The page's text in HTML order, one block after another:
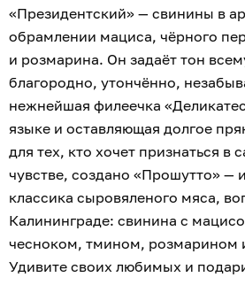
«Президентский» — свинины в
обрамлении мациса, чёрного
и розмарина. Он задаёт тон
благородно, утончённо,
нежнейшая филеечка
языке и оставляющая долгое
для тех, кто хочет признаться в
чувстве, создано «Прошутто» —
классика сыровяленого мяса,
Калининграде: свинина с
чесноком, тмином, розмарином
Удивите своих любимых и